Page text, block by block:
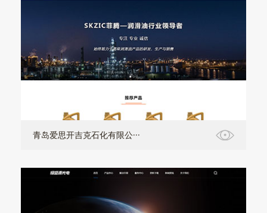
青岛爱思开吉克石化有限公···